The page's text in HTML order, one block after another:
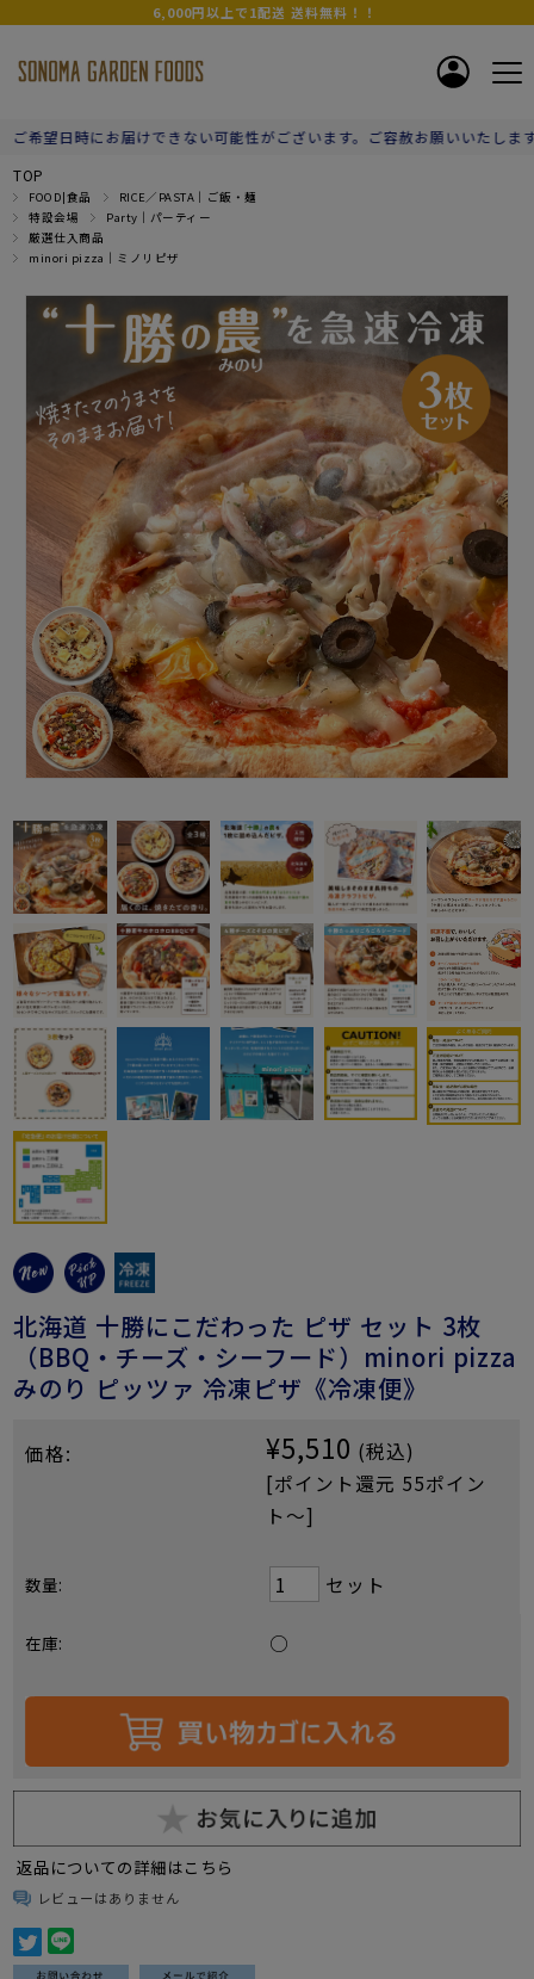
6,000円以上で1配送 送料無料！！
ない可能性がございます。ご容赦お願いいたします。】
TOP
FOOD|食品
RICE／PASTA｜ご飯・麺
特設会場
Party｜パーティー
厳選仕入商品
minori pizza｜ミノリピザ
北海道 十勝にこだわった ピザ セット 3枚
（BBQ・チーズ・シーフード）minori pizza
みのり ピッツァ 冷凍ピザ《冷凍便》
価格: ¥5,510 (税込)
[ポイント還元 55ポイン
ト〜]
数量: セット
在庫: ○
返品についての詳細はこちら
レビューはありません